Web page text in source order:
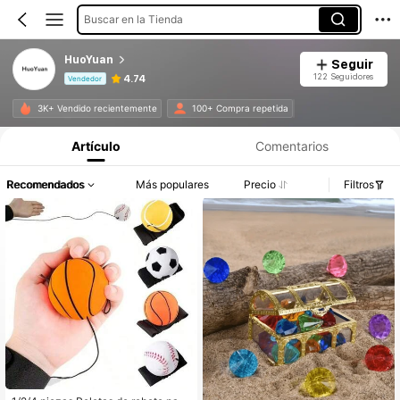
Buscar en la Tienda
HuoYuan
Vendedor 4.74
Seguir
122 Seguidores
3K+ Vendido recientemente 100+ Compra repetida
Artículo Comentarios
Recomendados Más populares Precio Filtros